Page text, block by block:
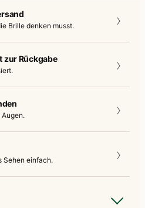
Brille denken musst.
zur Rückgabe
Sehen einfach.